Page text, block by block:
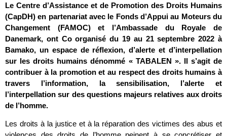
Le Centre d’Assistance et de Promotion des Droits Humains
(CapDH) en partenariat avec le Fonds d’Appui au Moteurs du
Changement (FAMOC) et l’Ambassade du Royale de
Danemark, ont Co organisé du 19 au 21 septembre 2022 à
Bamako, un espace de réflexion, d’alerte et d’interpellation
sur les droits humains dénommé « TABALEN ». Il s’agit de
contribuer à la promotion et au respect des droits humains à
travers l’information, la sensibilisation, l’alerte et
l’interpellation sur des questions majeurs relatives aux droits
de l’homme.
Les droits à la justice et à la réparation des victimes des abus et